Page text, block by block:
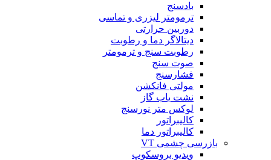
بادسنج
ترمومتر لیزری و تماسی
دوربین حرارتی
دیتالاگر دما و رطوبت
رطوبت سنج و ترمومتر
صوت سنج
فشارسنج
مولتی فانکشن
نشت یاب گاز
لوکس متر نورسنج
کالیبراتور
کالیبراتور دما
بازرسی چشمی VT
ویدیو بروسکوپ